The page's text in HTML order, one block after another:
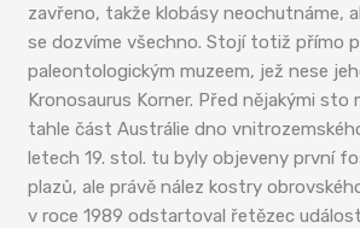
zavřeno, takže klobásy neochutnáme,
se dozvíme všechno. Stojí totiž přímo
paleontologickým muzeem, jež nese
Kronosaurus Korner. Před nějakými sto
tahle část Austrálie dno
letech 19. stol. tu byly objeveny první
plazů, ale právě nález kostry
v roce 1989 odstartoval řetězec